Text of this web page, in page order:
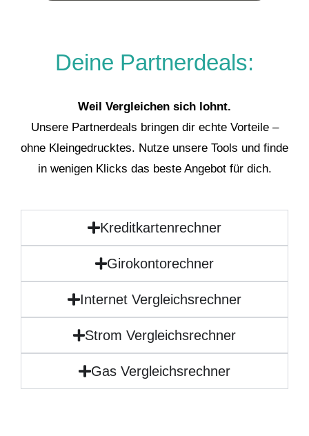
Deine Partnerdeals:
Weil Vergleichen sich lohnt.
Unsere Partnerdeals bringen dir echte Vorteile –
ohne Kleingedrucktes. Nutze unsere Tools und finde
in wenigen Klicks das beste Angebot für dich.
Kreditkartenrechner
Girokontorechner
Internet Vergleichsrechner
Strom Vergleichsrechner
Gas Vergleichsrechner